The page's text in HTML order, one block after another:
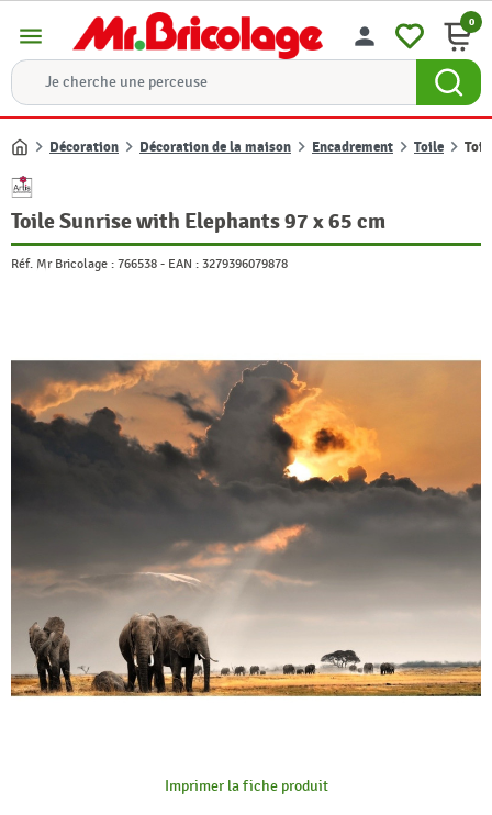
menu person 0
Accueil
Décoration Décoration de la maison Encadrement Toile
Toile Sunrise with Elephants 97 x 65 cm
Réf. Mr Bricolage : 766538 - EAN : 3279396079878
Imprimer la fiche produit